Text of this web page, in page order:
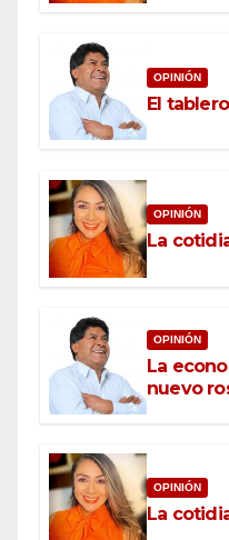
OPINIÓN
El
OPINIÓN
La
OPINIÓN
La
nuevo
OPINIÓN
La